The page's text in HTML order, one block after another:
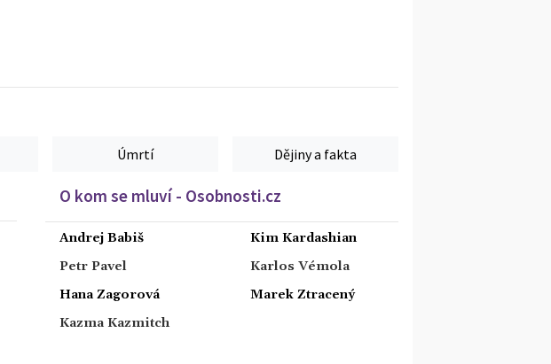
Úmrtí Dějiny a fakta
O kom se mluví - Osobnosti.cz
Andrej Babiš
Petr Pavel
Hana Zagorová
Kazma Kazmitch
Kim Kardashian
Karlos Vémola
Marek Ztracený